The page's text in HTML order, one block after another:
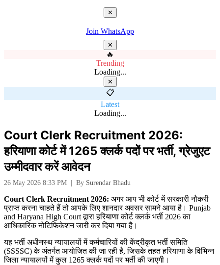
✕
Join WhatsApp
✕
🔥
Trending
Loading...
✕
📋
Latest
Loading...
Court Clerk Recruitment 2026:
हरियाणा कोर्ट में 1265 क्लर्क पदों पर भर्ती, ग्रेजुएट
उम्मीदवार करें आवेदन
26 May 2026 8:33 PM | By Surendar Bhadu
Court Clerk Recruitment 2026: अगर आप भी कोर्ट में सरकारी नौकरी
प्राप्त करना चाहते हैं तो आपके लिए शानदार अवसर सामने आया है। Punjab
and Haryana High Courtद्वारा हरियाणा कोर्ट क्लर्क भर्ती 2026 का
आधिकारिक नोटिफिकेशन जारी कर दिया गया है।
यह भर्ती अधीनस्थ न्यायालयों में कर्मचारियों की केंद्रीकृत भर्ती समिति
(SSSSC) के अंतर्गत आयोजित की जा रही है, जिसके तहत हरियाणा के विभिन्न
जिला न्यायालयों में कुल 1265 क्लर्क पदों पर भर्ती की जाएगी।